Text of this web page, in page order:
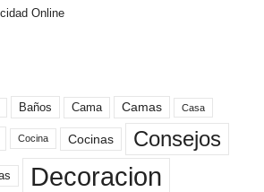
Online
Baños Cama Camas Casa
Cocina Cocinas Consejos
Decoracion